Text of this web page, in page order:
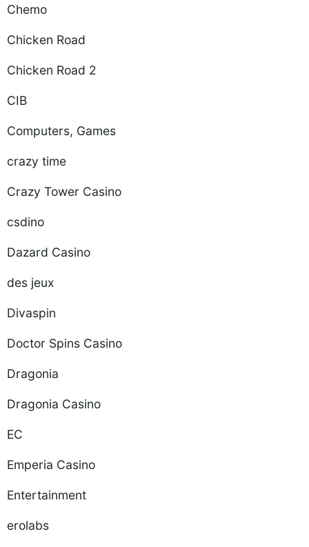
Chemo
Chicken Road
Chicken Road 2
CIB
Computers, Games
crazy time
Crazy Tower Сasino
csdino
Dazard Casino
des jeux
Divaspin
Doctor Spins Casino
Dragonia
Dragonia Casino
EC
Emperia Casino
Entertainment
erolabs